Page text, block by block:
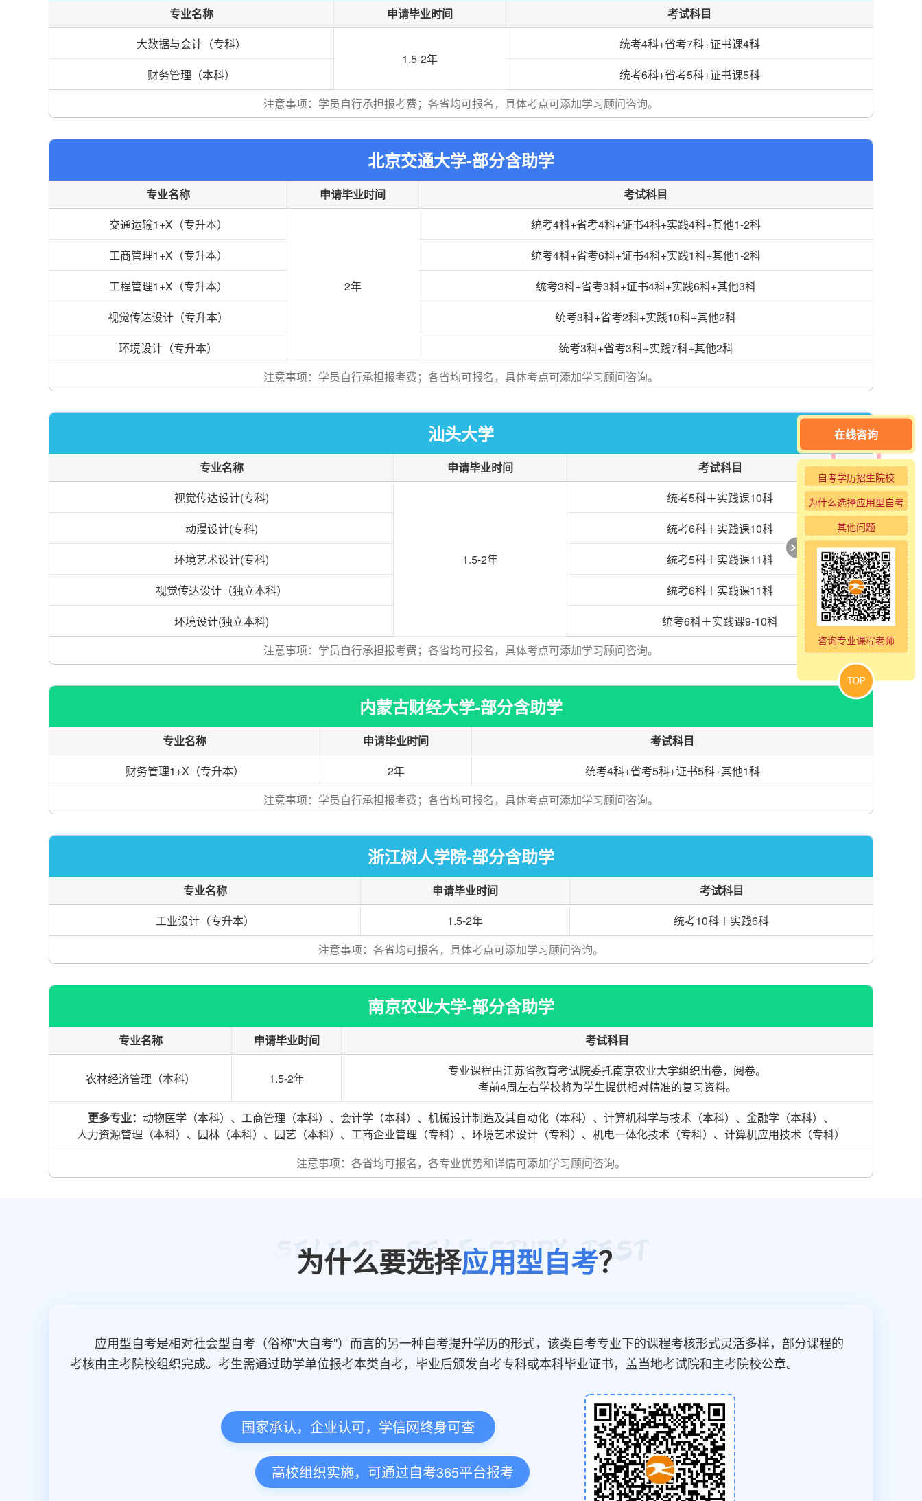
专业名称 申请毕业时间
考试科目
大数据与会计（专科）
1.5-2年
统考4科+省考7科+证书课4科
财务管理（本科）
统考6科+省考5科+证书课5科
注意事项：学员自行承担报考费；各省均可报名，具体考点可添加学习顾问咨询。
北京交通大学-部分含助学
专业名称 申请毕业时间
考试科目
交通运输1+X（专升本）
2年
统考4科+省考4科+证书4科+实践4科+其他1-2科
工商管理1+X（专升本）
统考4科+省考6科+证书4科+实践1科+其他1-2科
工程管理1+X（专升本）
统考3科+省考3科+证书4科+实践6科+其他3科
视觉传达设计（专升本）
统考3科+省考2科+实践10科+其他2科
环境设计（专升本）
统考3科+省考3科+实践7科+其他2科
注意事项：学员自行承担报考费；各省均可报名，具体考点可添加学习顾问咨询。
汕头大学
专业名称 申请毕业时间
考试科目
视觉传达设计(专科)
1.5-2年
统考5科＋实践课10科
动漫设计(专科)
统考6科＋实践课10科
环境艺术设计(专科)
统考5科＋实践课11科
视觉传达设计（独立本科）
统考6科＋实践课11科
环境设计(独立本科)
统考6科＋实践课9-10科
注意事项：学员自行承担报考费；各省均可报名，具体考点可添加学习顾问咨询。
内蒙古财经大学-部分含助学
专业名称 申请毕业时间
考试科目
财务管理1+X（专升本）
2年
统考4科+省考5科+证书5科+其他1科
注意事项：学员自行承担报考费；各省均可报名，具体考点可添加学习顾问咨询。
浙江树人学院-部分含助学
专业名称 申请毕业时间
考试科目
工业设计（专升本）
1.5-2年
统考10科＋实践6科
注意事项：各省均可报名，具体考点可添加学习顾问咨询。
南京农业大学-部分含助学
专业名称 申请毕业时间 考试科目
农林经济管理（本科） 1.5-2年
专业课程由江苏省教育考试院委托南京农业大学组织出卷，阅卷。
考前4周左右学校将为学生提供相对精准的复习资料。
更多专业： 动物医学（本科）、工商管理（本科）、会计学（本科）、机械设计制造及其自动化（本科）、计算机科学与技术（本科）、金融学（本科）、
人力资源管理（本科）、园林（本科）、园艺（本科）、工商企业管理（专科）、环境艺术设计（专科）、机电一体化技术（专科）、计算机应用技术（专科）
注意事项：各省均可报名，各专业优势和详情可添加学习顾问咨询。
为什么要选择应用型自考？
应用型自考是相对社会型自考（俗称"大自考"）而言的另一种自考提升学历的形式，该类自考专业下的课程考核形式灵活多样，部分课程的
考核由主考院校组织完成。考生需通过助学单位报考本类自考，毕业后颁发自考专科或本科毕业证书，盖当地考试院和主考院校公章。
国家承认，企业认可，学信网终身可查
高校组织实施，可通过自考365平台报考
在线咨询
自考学历招生院校
为什么选择应用型自考
其他问题
咨询专业课程老师
TOP